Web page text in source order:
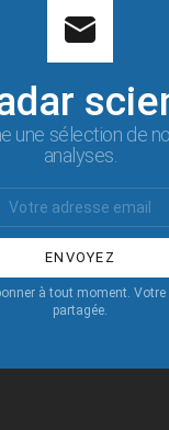
une sélection de
analyses.
à tout moment.
partagée.